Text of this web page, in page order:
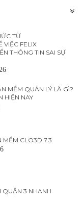
TỪ
VIỆC FELIX
THÔNG TIN SAI SỰ
MỀM QUẢN LÝ LÀ GÌ?
HIỆN NAY
MỀM CLO3D 7.3
QUẬN 3 NHANH